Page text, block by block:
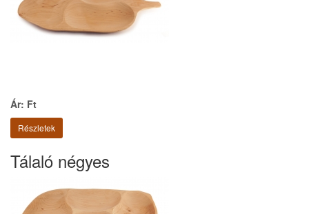
Ár: Ft
Részletek
Tálaló négyes